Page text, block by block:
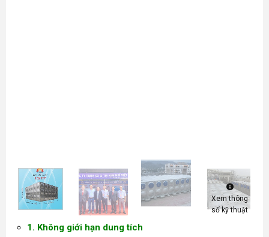
Xem thông
số kỹ thuật
1. Không giới hạn dung tích